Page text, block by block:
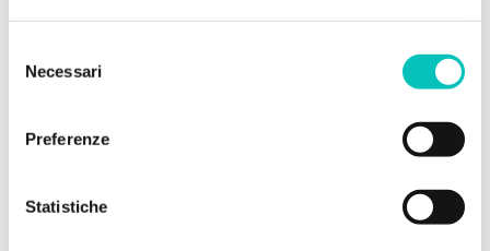
delNecessari
Preferenze
Statistiche
verificare la copertura reale negli ambienti
garantire assistenza continuativa
ottimizzare la rete
wifiin modo definitivo, senza interventi improvvisati.